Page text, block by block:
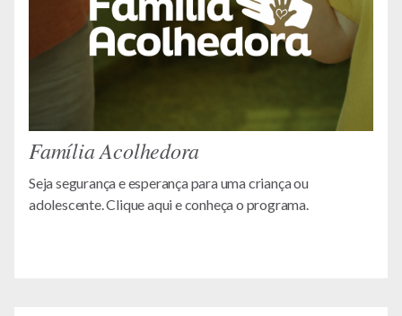
Família Acolhedora
Seja segurança e esperança para uma criança ou
adolescente. Clique aqui e conheça o programa.